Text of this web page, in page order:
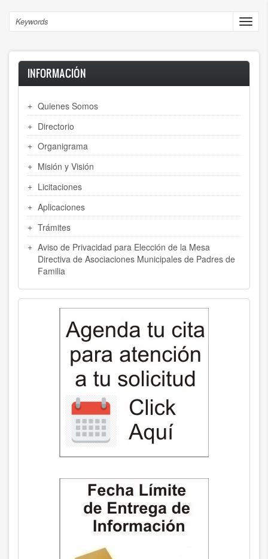
main
Search
INFORMACIÓN
Quienes Somos
Directorio
Organigrama
Misión y Visión
Licitaciones
Aplicaciones
Trámites
Aviso de Privacidad para Elección de la Mesa
Directiva de Asociaciones Municipales de Padres de
Familia